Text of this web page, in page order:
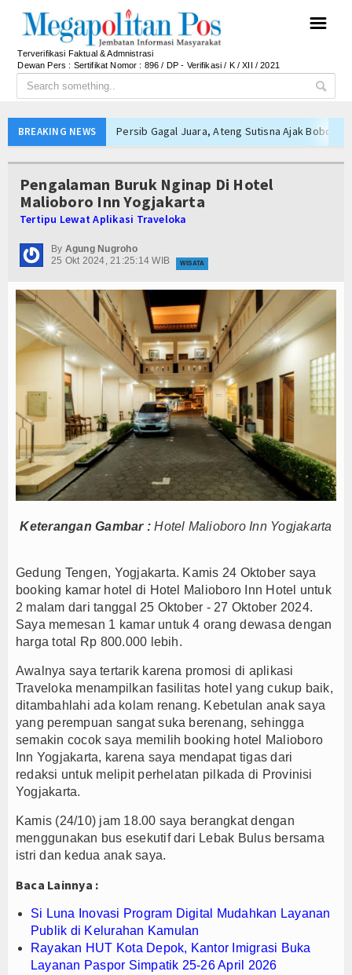
☰
Terverifikasi Faktual & Admnistrasi
Dewan Pers : Sertifikat Nomor : 896 / DP - Verifikasi / K / XII / 2021
BREAKING NEWS
Persib Gagal Juara, Ateng Sutisna Ajak
SIAL Food & Drinks Indonesia 2026 Perkuat
Kapolres Majalengka Ajak Bobotoh Junjung
PTPN I Ubah Aset Jadi Mesin Pertumbuhan,
Bupati Majalengka Beberkan Hasil Paripurna
APBD Majalengka 2026 Naik Jadi Rp 3,14 Triliun,
Persib Gagal Juara, Ateng Sutisna Ajak
Bupati Majalengka Ajak Ribuan Bobotoh Doakan
Ateng Sutisna Satukan Ribuan Bobotoh, Nobar
SIAL Food & Drinks Indonesia 2026 Perkuat
Kapolres Majalengka Ajak Bobotoh Junjung
Munjirin Panen Padi Ciherang di Cakung, Urban
PTPN I Ubah Aset Jadi Mesin Pertumbuhan,
PWHI Kota Tangerang Minta Dugaan Intimidasi
Bupati Majalengka Beberkan Hasil Paripurna
Persib Gagal Juara, Ateng Sutisna Ajak
Bupati Majalengka Ajak Ribuan Bobotoh Doakan
Ateng Sutisna Satukan Ribuan Bobotoh, Nobar
SIAL Food & Drinks Indonesia 2026 Perkuat
Munjirin Panen Padi Ciherang di Cakung, Urban
PTPN I Ubah Aset Jadi Mesin Pertumbuhan,
PWHI Kota Tangerang Minta Dugaan Intimidasi
Bupati Majalengka Beberkan Hasil Paripurna
APBD Majalengka 2026 Naik Jadi Rp 3,14 Triliun,
Pengalaman Buruk Nginap Di Hotel
Malioboro Inn Yogjakarta
Tertipu Lewat Aplikasi Traveloka
By Agung Nugroho
25 Okt 2024, 21:25:14 WIB
WISATA
Keterangan Gambar : Hotel Malioboro Inn Yogjakarta
Gedung Tengen, Yogjakarta. Kamis 24 Oktober saya
booking kamar hotel di Hotel Malioboro Inn Hotel untuk
2 malam dari tanggal 25 Oktober - 27 Oktober 2024.
Saya memesan 1 kamar untuk 4 orang dewasa dengan
harga total Rp 800.000 lebih.
Awalnya saya tertarik karena promosi di aplikasi
Traveloka menampilkan fasilitas hotel yang cukup baik,
ditambahlahi ada kolam renang. Kebetulan anak saya
yang perempuan sangat suka berenang, sehingga
semakin cocok saya memilih booking hotel Malioboro
Inn Yogjakarta, karena saya mendapat tigas dari
redaksi untuk melipit perhelatan pilkada di Provinisi
Yogjakarta.
Kamis (24/10) jam 18.00 saya berangkat dengan
menggunakan bus esekutif dari Lebak Bulus bersama
istri dan kedua anak saya.
Baca Lainnya :
Si Luna Inovasi Program Digital Mudahkan Layanan
Publik di Kelurahan Kamulan
Rayakan HUT Kota Depok, Kantor Imigrasi Buka
Layanan Paspor Simpatik 25-26 April 2026